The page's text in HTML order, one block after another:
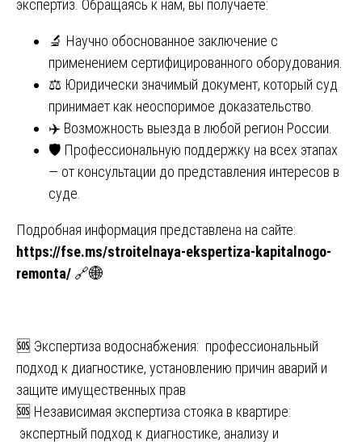
экспертиз. Обращаясь к нам, вы получаете:
🔬 Научно обоснованное заключение с
применением сертифицированного оборудования.
⚖️ Юридически значимый документ, который суд
принимает как неоспоримое доказательство.
✈️ Возможность выезда в любой регион России.
🛡️ Профессиональную поддержку на всех этапах
— от консультации до представления интересов в
суде.
Подробная информация представлена на сайте:
https://fse.ms/stroitelnaya-ekspertiza-kapitalnogo-
remonta/ 🔗🌐
Навигация
по
записям
🆘 Экспертиза водоснабжения: профессиональный
подход к диагностике, установлению причин аварий и
защите имущественных прав
🆘 Независимая экспертиза стояка в квартире:
экспертный подход к диагностике, анализу и